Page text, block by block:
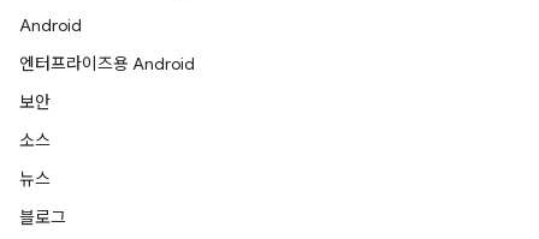
Android
엔터프라이즈용 Android
보안
소스
뉴스
블로그